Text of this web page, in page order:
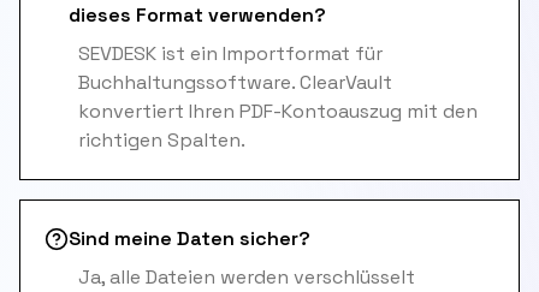
dieses Format verwenden?
SEVDESK ist ein Importformat für
Buchhaltungssoftware. ClearVault
konvertiert Ihren PDF-Kontoauszug mit den
richtigen Spalten.
Sind meine Daten sicher?
Ja, alle Dateien werden verschlüsselt